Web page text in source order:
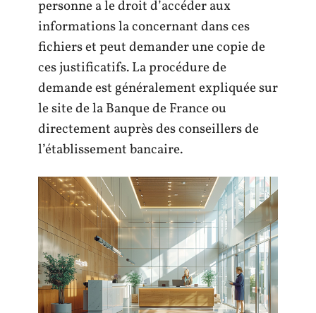
personne a le droit d’accéder aux
informations la concernant dans ces
fichiers et peut demander une copie de
ces justificatifs. La procédure de
demande est généralement expliquée sur
le site de la Banque de France ou
directement auprès des conseillers de
l’établissement bancaire.